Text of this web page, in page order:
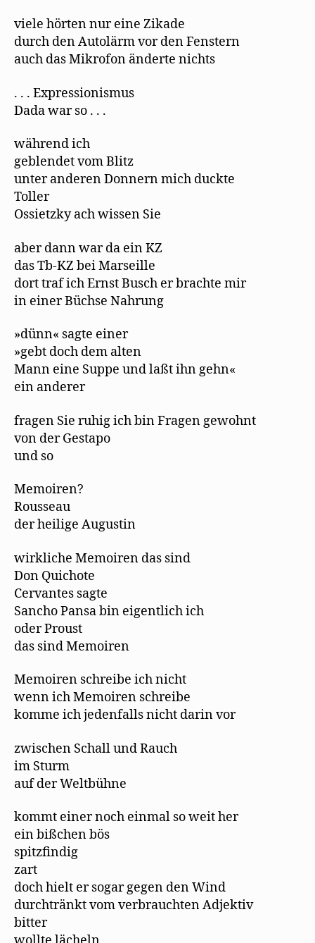
viele hörten nur eine Zikade
durch den Autolärm vor den Fenstern
auch das Mikrofon änderte nichts
. . . Expressionismus
Dada war so . . .
während ich
geblendet vom Blitz
unter anderen Donnern mich duckte
Toller
Ossietzky ach wissen Sie
aber dann war da ein KZ
das Tb-KZ bei Marseille
dort traf ich Ernst Busch er brachte mir
in einer Büchse Nahrung
»dünn« sagte einer
»gebt doch dem alten
Mann eine Suppe und laßt ihn gehn«
ein anderer
fragen Sie ruhig ich bin Fragen gewohnt
von der Gestapo
und so
Memoiren?
Rousseau
der heilige Augustin
wirkliche Memoiren das sind
Don Quichote
Cervantes sagte
Sancho Pansa bin eigentlich ich
oder Proust
das sind Memoiren
Memoiren schreibe ich nicht
wenn ich Memoiren schreibe
komme ich jedenfalls nicht darin vor
zwischen Schall und Rauch
im Sturm
auf der Weltbühne
kommt einer noch einmal so weit her
ein bißchen bös
spitzfindig
zart
doch hielt er sogar gegen den Wind
durchtränkt vom verbrauchten Adjektiv
bitter